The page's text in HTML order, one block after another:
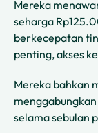
Mereka
seharga
berkecepatan
penting, akses
Mereka bahkan
selama sebulan